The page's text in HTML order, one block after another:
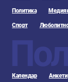
Политика
Спорт
Календар Анкети